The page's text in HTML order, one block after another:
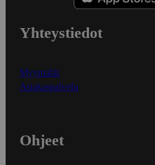
Yhteystiedot
Myymälät
Asiakaspalvelu
Ohjeet